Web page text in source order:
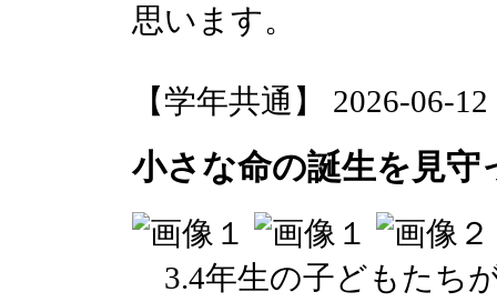
思います。
【学年共通】 2026-06-
小さな命の誕生を見守
3.4年生の子どもたち